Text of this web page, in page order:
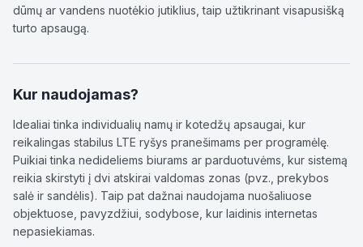
dūmų ar vandens nuotėkio jutiklius, taip užtikrinant visapusišką
turto apsaugą.
Kur naudojamas?
Idealiai tinka individualių namų ir kotedžų apsaugai, kur
reikalingas stabilus LTE ryšys pranešimams per programėlę.
Puikiai tinka nedideliems biurams ar parduotuvėms, kur sistemą
reikia skirstyti į dvi atskirai valdomas zonas (pvz., prekybos
salė ir sandėlis). Taip pat dažnai naudojama nuošaliuose
objektuose, pavyzdžiui, sodybose, kur laidinis internetas
nepasiekiamas.